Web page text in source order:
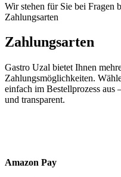
Wir stehen für Sie bei Fragen
Zahlungsarten
Zahlungsarten
Gastro Uzal bietet Ihnen
Zahlungs­möglichkeiten.
einfach im Bestell­prozess
und transparent.
Amazon Pay